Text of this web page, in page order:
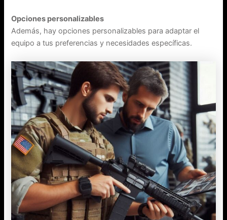
Opciones personalizables
Además, hay opciones personalizables para adaptar el
equipo a tus preferencias y necesidades específicas.